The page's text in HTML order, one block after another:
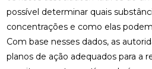
possível determinar quais
concentrações e como elas
Com base nesses dados, as
planos de ação adequados para a